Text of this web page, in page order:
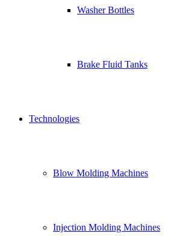
Washer Bottles
Brake Fluid Tanks
Technologies
Blow Molding Machines
Injection Molding Machines